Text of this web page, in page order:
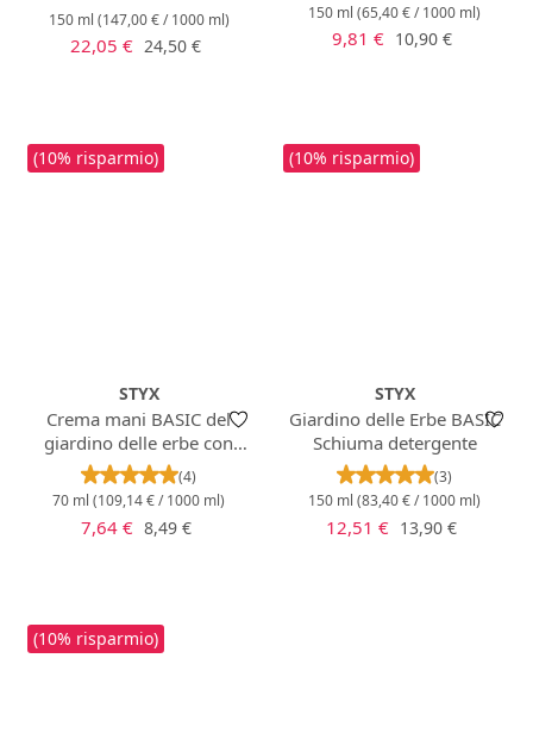
150 ml (147,00 € / 1000 ml)
Prezzo di vendita:
22,05 € Prezzo normale:
24,50 €
150 ml (65,40 € / 1000 ml)
Prezzo di vendita:
9,81 € Prezzo normale:
10,90 €
(10% risparmio)
STYX
Crema mani BASIC del
giardino delle erbe con
calendula biologica
Valutazione media di 5 su 5 stelle
(4)
70 ml (109,14 € / 1000 ml)
Prezzo di vendita:
7,64 € Prezzo normale:
8,49 €
(10% risparmio)
STYX
Giardino delle Erbe BASIC
Schiuma detergente
Valutazione
(3)
150 ml (83,40 € / 1000 ml)
Prezzo di vendita:
12,51 € Prezzo normale:
13,90 €
(10% risparmio)